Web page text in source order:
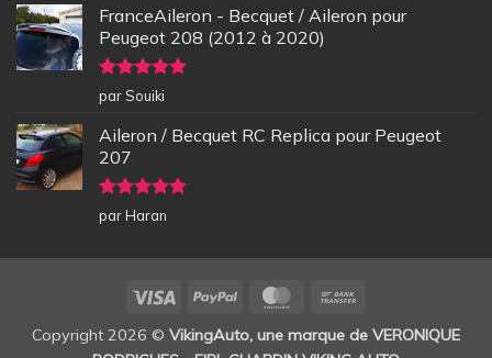
FranceAileron - Becquet / Aileron pour
Peugeot 208 (2012 à 2020)
Note5sur
5
par Souiki
Aileron / Becquet RC Replica pour Peugeot
207
Note5sur
5
par Haran
Visa PayPal MasterCard
Copyright 2026 © VikingAuto, une marque de VERONIQUE